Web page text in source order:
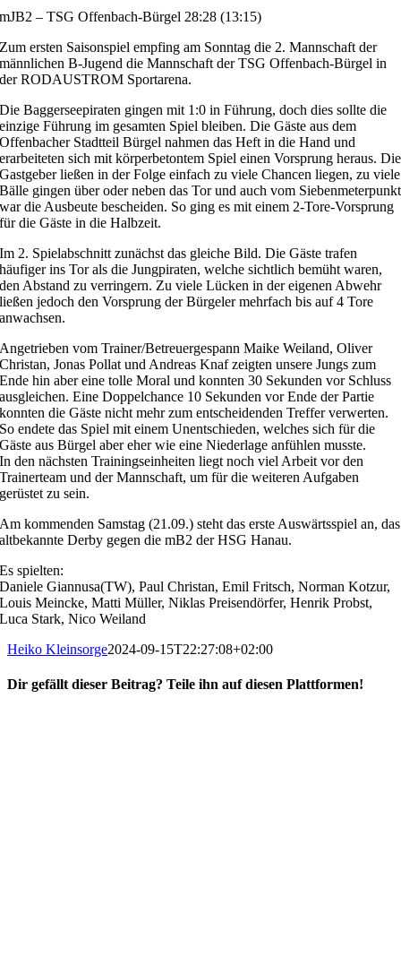
mJB2 – TSG Offenbach-Bürgel 28:28 (13:15)
Zum ersten Saisonspiel empfing am Sonntag die 2. Mannschaft der
männlichen B-Jugend die Mannschaft der TSG Offenbach-Bürgel in
der RODAUSTROM Sportarena.
Die Baggerseepiraten gingen mit 1:0 in Führung, doch dies sollte die
einzige Führung im gesamten Spiel bleiben. Die Gäste aus dem
Offenbacher Stadtteil Bürgel nahmen das Heft in die Hand und
erarbeiteten sich mit körperbetontem Spiel einen Vorsprung heraus. Die
Gastgeber ließen in der Folge einfach zu viele Chancen liegen, zu viele
Bälle gingen über oder neben das Tor und auch vom Siebenmeterpunkt
war die Ausbeute bescheiden. So ging es mit einem 2-Tore-Vorsprung
für die Gäste in die Halbzeit.
Im 2. Spielabschnitt zunächst das gleiche Bild. Die Gäste trafen
häufiger ins Tor als die Jungpiraten, welche sichtlich bemüht waren,
den Abstand zu verringern. Zu viele Lücken in der eigenen Abwehr
ließen jedoch den Vorsprung der Bürgeler mehrfach bis auf 4 Tore
anwachsen.
Angetrieben vom Trainer/Betreuergespann Maike Weiland, Oliver
Christan, Jonas Pollat und Andreas Knaf zeigten unsere Jungs zum
Ende hin aber eine tolle Moral und konnten 30 Sekunden vor Schluss
ausgleichen. Eine Doppelchance 10 Sekunden vor Ende der Partie
konnten die Gäste nicht mehr zum entscheidenden Treffer verwerten.
So endete das Spiel mit einem Unentschieden, welches sich für die
Gäste aus Bürgel aber eher wie eine Niederlage anfühlen musste.
In den nächsten Trainingseinheiten liegt noch viel Arbeit vor den
Trainerteam und der Mannschaft, um für die weiteren Aufgaben
gerüstet zu sein.
Am kommenden Samstag (21.09.) steht das erste Auswärtsspiel an, das
altbekannte Derby gegen die mB2 der HSG Hanau.
Es spielten:
Daniele Giannusa(TW), Paul Christan, Emil Fritsch, Norman Kotzur,
Louis Meincke, Matti Müller, Niklas Preisendörfer, Henrik Probst,
Luca Stark, Nico Weiland
Heiko Kleinsorge2024-09-15T22:27:08+02:00
Dir gefällt dieser Beitrag? Teile ihn auf diesen Plattformen!